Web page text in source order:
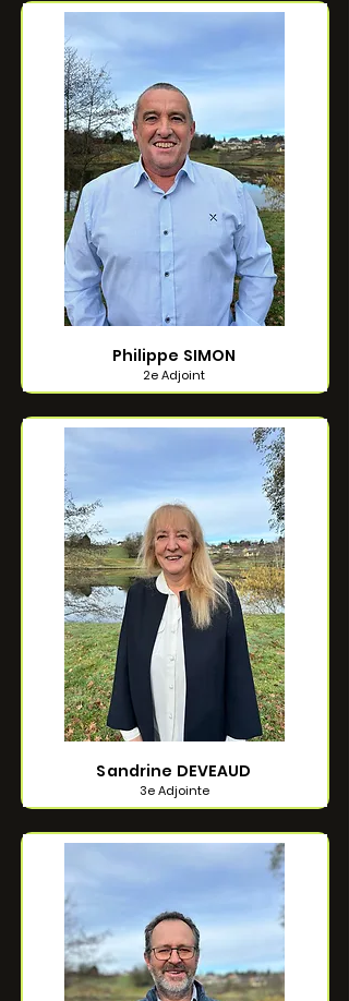
Philippe SIMON
2e Adjoint
Sandrine DEVEAUD
3e Adjointe